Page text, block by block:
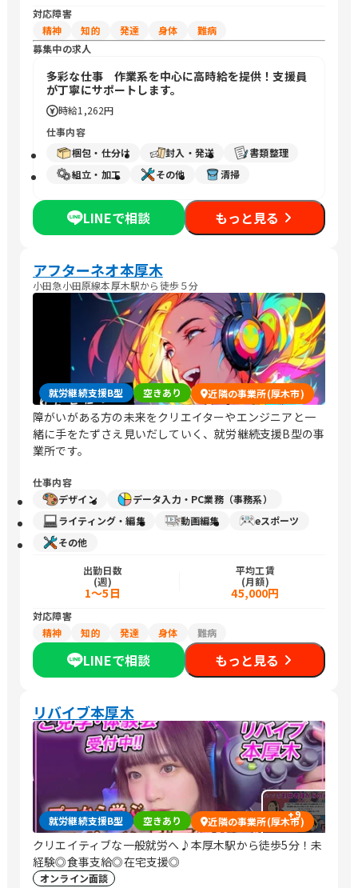
対応障害
精神
知的 発達 身体
難病
募集中の求人
多彩な仕事 作業系を中心に高時給を提供！支援員
が丁寧にサポートします。
時給1,262円
仕事内容
梱包・仕分け
封入・発送
書類整理
組立・加工
その他 清掃
LINEで相談 もっと見る
アフターネオ本厚木
小田急小田原線本厚木駅から徒歩５分
就労継続支援B型 空きあり 近隣の事業所(厚木市)
障がいがある方の未来をクリエイターやエンジニアと一
緒に手をたずさえ見いだしていく、就労継続支援B型の事
業所です。
仕事内容
デザイン
データ入力・PC業務（事務系）
ライティング・編集
動画編集
eスポーツ
その他
出勤日数
(週)
1～5日
平均工賃
(月額)
45,000円
対応障害
精神
知的 発達 身体 難病
LINEで相談 もっと見る
リバイブ本厚木
+9
就労継続支援B型 空きあり 近隣の事業所(厚木市)
クリエイティブな一般就労へ♪本厚木駅から徒歩5分！未
経験◎食事支給◎在宅支援◎
オンライン面談